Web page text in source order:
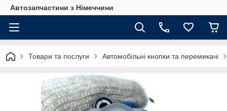
Автозапчастини з Німеччини
Товари та послуги Автомобільні кнопки та перемикачі